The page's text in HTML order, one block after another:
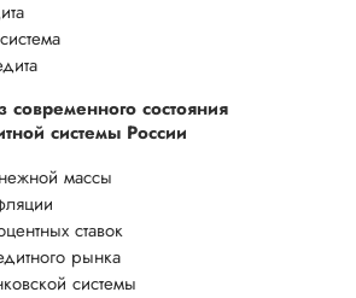
современного состояния
системы России
массы
ставок
рынка
системы